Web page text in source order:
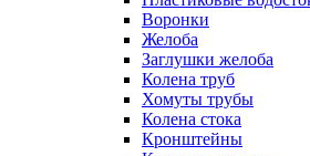
Воронки
Желоба
Заглушки желоба
Колена труб
Хомуты трубы
Колена стока
Кронштейны